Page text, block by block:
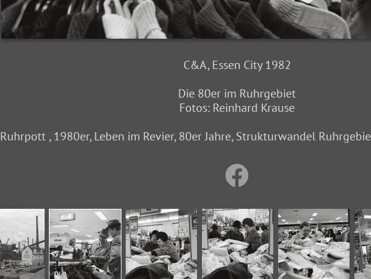
C&A, Essen City 1982
Die 80er im Ruhrgebiet
Fotos: Reinhard Krause
Ruhrpott , 1980er, Leben im Revier, 80er Jahre, Strukturwandel